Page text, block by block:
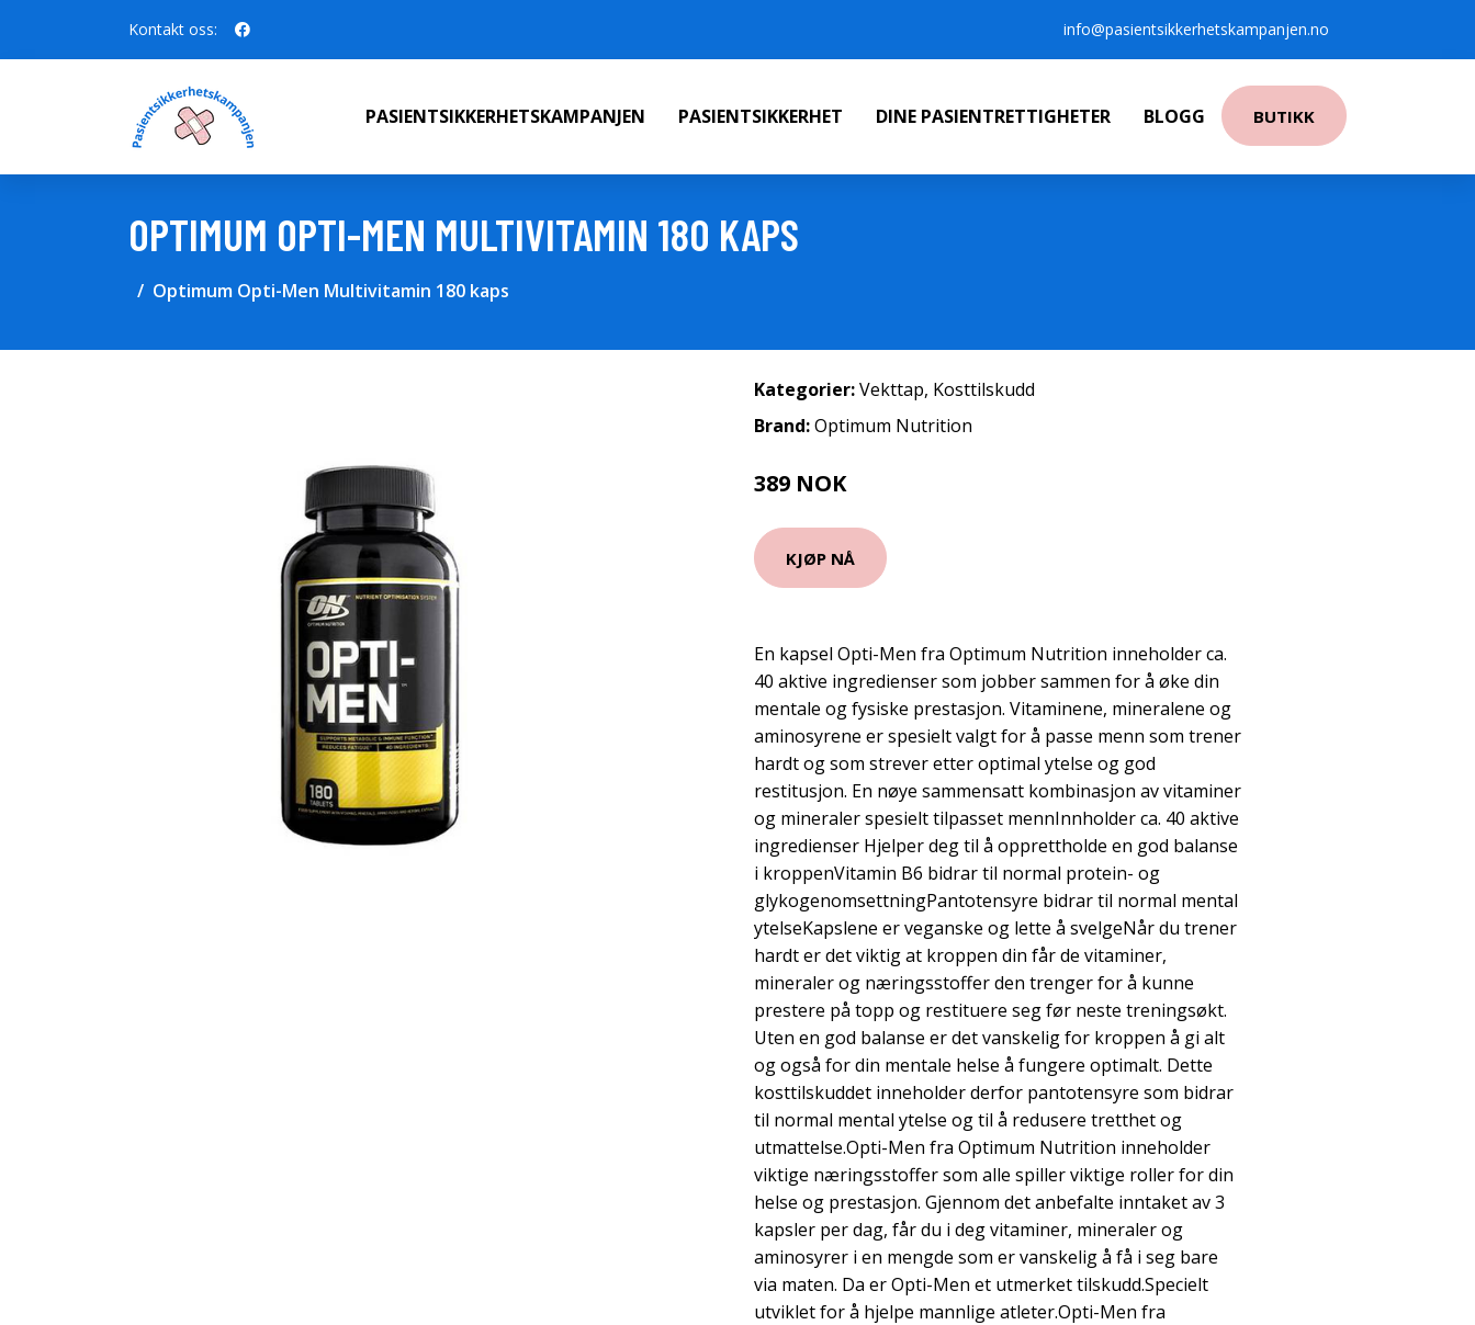
Kontakt oss: info@pasientsikkerhetskampanjen.no
PASIENTSIKKERHETSKAMPANJEN PASIENTSIKKERHET DINE PASIENTRETTIGHETER BLOGG BUTIKK
OPTIMUM OPTI-MEN MULTIVITAMIN 180 KAPS
Optimum Opti-Men Multivitamin 180 kaps
Kategorier:Vekttap, Kosttilskudd
Brand:Optimum Nutrition
389 NOK
KJØP NÅ
En kapsel Opti-Men fra Optimum Nutrition inneholder ca.
40 aktive ingredienser som jobber sammen for å øke din
mentale og fysiske prestasjon. Vitaminene, mineralene og
aminosyrene er spesielt valgt for å passe menn som trener
hardt og som strever etter optimal ytelse og god
restitusjon. En nøye sammensatt kombinasjon av vitaminer
og mineraler spesielt tilpasset mennInnholder ca. 40 aktive
ingredienser Hjelper deg til å opprettholde en god balanse
i kroppenVitamin B6 bidrar til normal protein- og
glykogenomsettningPantotensyre bidrar til normal mental
ytelseKapslene er veganske og lette å svelgeNår du trener
hardt er det viktig at kroppen din får de vitaminer,
mineraler og næringsstoffer den trenger for å kunne
prestere på topp og restituere seg før neste treningsøkt.
Uten en god balanse er det vanskelig for kroppen å gi alt
og også for din mentale helse å fungere optimalt. Dette
kosttilskuddet inneholder derfor pantotensyre som bidrar
til normal mental ytelse og til å redusere tretthet og
utmattelse.Opti-Men fra Optimum Nutrition inneholder
viktige næringsstoffer som alle spiller viktige roller for din
helse og prestasjon. Gjennom det anbefalte inntaket av 3
kapsler per dag, får du i deg vitaminer, mineraler og
aminosyrer i en mengde som er vanskelig å få i seg bare
via maten. Da er Opti-Men et utmerket tilskudd.Specielt
utviklet for å hjelpe mannlige atleter.Opti-Men fra